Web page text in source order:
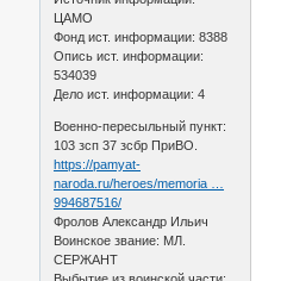
ЦАМО
Фонд ист. информации: 8388
Опись ист. информации:
534039
Дело ист. информации: 4
Военно-пересыльный пункт:
103 зсп 37 зсбр ПриВО.
https://pamyat-
naroda.ru/heroes/memoria …
994687516/
Фролов Александр Ильич
Воинское звание: МЛ.
СЕРЖАНТ